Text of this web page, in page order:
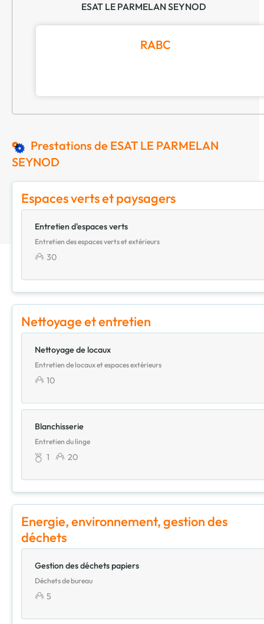
ESAT LE PARMELAN SEYNOD
RABC
Prestations de ESAT LE PARMELAN
SEYNOD
Espaces verts et paysagers
Entretien d'espaces verts
Entretien des espaces verts et extérieurs
30
Nettoyage et entretien
Nettoyage de locaux
Entretien de locaux et espaces extérieurs
10
Blanchisserie
Entretien du linge
1 20
Energie, environnement, gestion des
déchets
Gestion des déchets papiers
Déchets de bureau
5